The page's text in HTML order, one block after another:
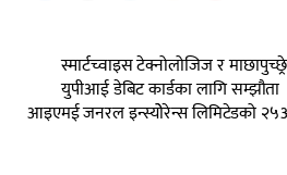
स्मार्टच्वाइस टेक्नोलोजिज र
युपीआई डेबिट कार्डका लागि सम्झौता
आइएमई जनरल इन्स्योेरेन्स लिमिटेडको